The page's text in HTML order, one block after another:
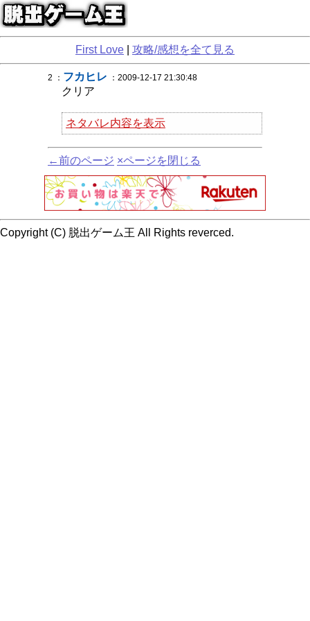
First Love 攻略/感想を全て見る
2 ： フカヒレ ：2009-12-17 21:30:48
クリア
ネタバレ内容を表示
←前のページ ×ページを閉じる
Copyright (C) 脱出ゲーム王 All Rights reverced.